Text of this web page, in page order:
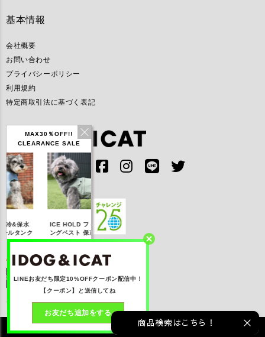
MAX30％OFF!!
CLEARANCE SALE
ICE HOLD フィッシ
ングベスト 保冷剤付
円(税込み)
詳しく見る
IDOG ICE HOLD ネ
ッククーラー 保冷剤
詳しく見る
基本情報
会社概要
お問い合わせ
プライバシーポリシー
利用規約
特定商取引法に基づく表記
©2021 株式会社ゼフィール All rights reserved.
LINEお友だち限定10%OFFクーポン配信中！
【クーポン】と送信してね
お友だち追加をする
商品検索はこちら！